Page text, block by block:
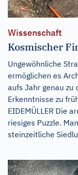
Wissenschaft
Kosmischer
Ungewöhnliche
ermöglichen es
aufs Jahr genau zu
Erkenntnisse zu
EIDEMÜLLER Die
riesiges Puzzle.
steinzeitliche